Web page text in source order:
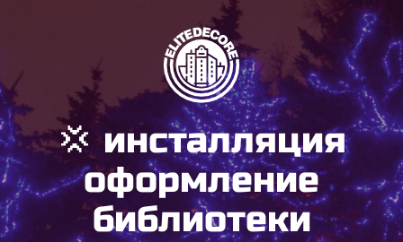
💢 инсталляция
оформление
библиотеки